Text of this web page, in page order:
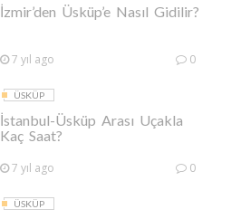
İzmir’den Üsküp’e Nasıl Gidilir?
7 yıl ago 0
ÜSKÜP
İstanbul-Üsküp Arası Uçakla
Kaç Saat?
7 yıl ago 0
ÜSKÜP